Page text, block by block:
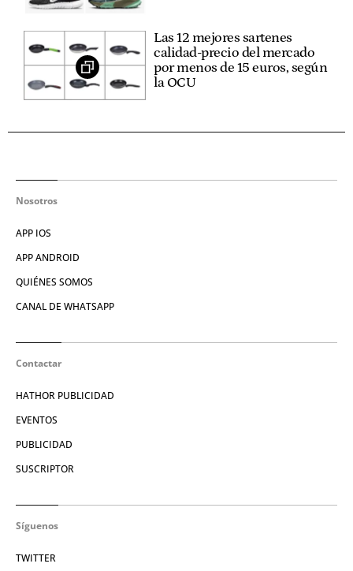
Las 12 mejores sartenes
calidad-precio del mercado
por menos de 15 euros, según
la OCU
Nosotros
APP IOS
APP ANDROID
QUIÉNES SOMOS
CANAL DE WHATSAPP
Contactar
HATHOR PUBLICIDAD
EVENTOS
PUBLICIDAD
SUSCRIPTOR
Síguenos
TWITTER